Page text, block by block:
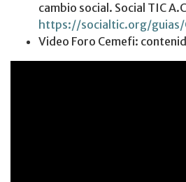
cambio social. Social TIC
https://socialtic.org/
Video Foro Cemefi: